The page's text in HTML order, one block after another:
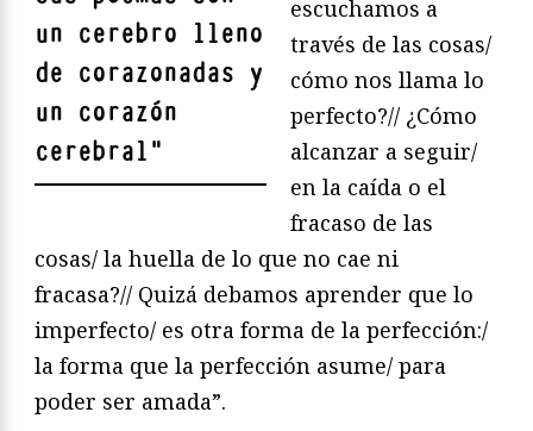
un cerebro lleno
de corazonadas y
un corazón
cerebral"
escuchamos a
través de las cosas/
cómo nos llama lo
perfecto?// ¿Cómo
alcanzar a seguir/
en la caída o el
fracaso de las
cosas/ la huella de lo que no cae ni
fracasa?// Quizá debamos aprender que lo
imperfecto/ es otra forma de la perfección:/
la forma que la perfección asume/ para
poder ser amada”.